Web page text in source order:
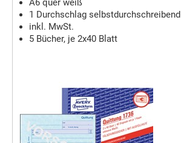
A6 quer weiß
1 Durchschlag selbstdurchschreibend
inkl. MwSt.
5 Bücher, je 2x40 Blatt